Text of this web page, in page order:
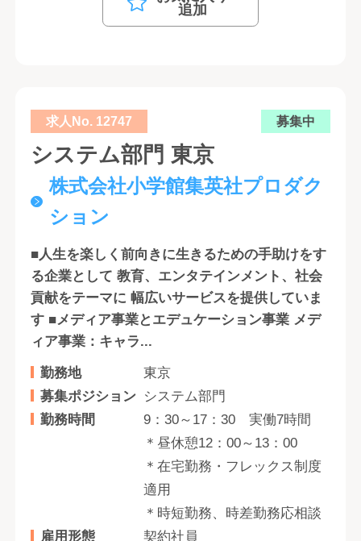
追加
求人No. 12747 募集中
システム部門 東京
株式会社小学館集英社プロダク
ション
■人生を楽しく前向きに生きるための手助けをす
る企業として 教育、エンタテインメント、社会
貢献をテーマに 幅広いサービスを提供していま
す ■メディア事業とエデュケーション事業 メデ
ィア事業：キャラ...
勤務地
東京
募集ポジション システム部門
勤務時間
9：30～17：30 実働7時間
＊昼休憩12：00～13：00
＊在宅勤務・フレックス制度
適用
＊時短勤務、時差勤務応相談
雇用形態
契約社員